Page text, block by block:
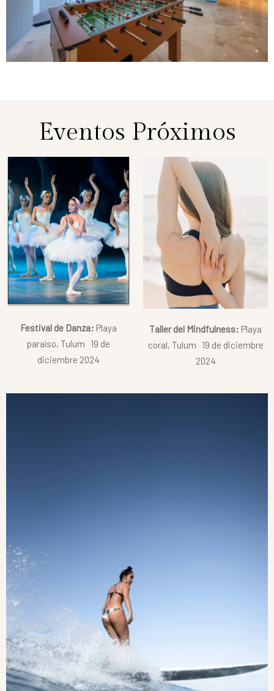
Eventos Próximos
Festival de Danza: Playa
paraíso, Tulum 19 de
diciembre 2024
Taller del Mindfulness: Playa
coral, Tulum 19 de diciembre
2024